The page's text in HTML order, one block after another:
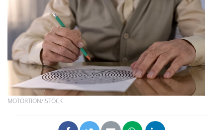
MOTORTION/ISTOCK